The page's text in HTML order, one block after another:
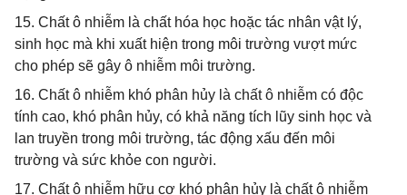
15. Chất ô nhiễm là chất hóa học hoặc tác nhân vật lý,
sinh học mà khi xuất hiện trong môi trường vượt mức
cho phép sẽ gây ô nhiễm môi trường.
16. Chất ô nhiễm khó phân hủy là chất ô nhiễm có độc
tính cao, khó phân hủy, có khả năng tích lũy sinh học và
lan truyền trong môi trường, tác động xấu đến môi
trường và sức khỏe con người.
17. Chất ô nhiễm hữu cơ khó phân hủy là chất ô nhiễm